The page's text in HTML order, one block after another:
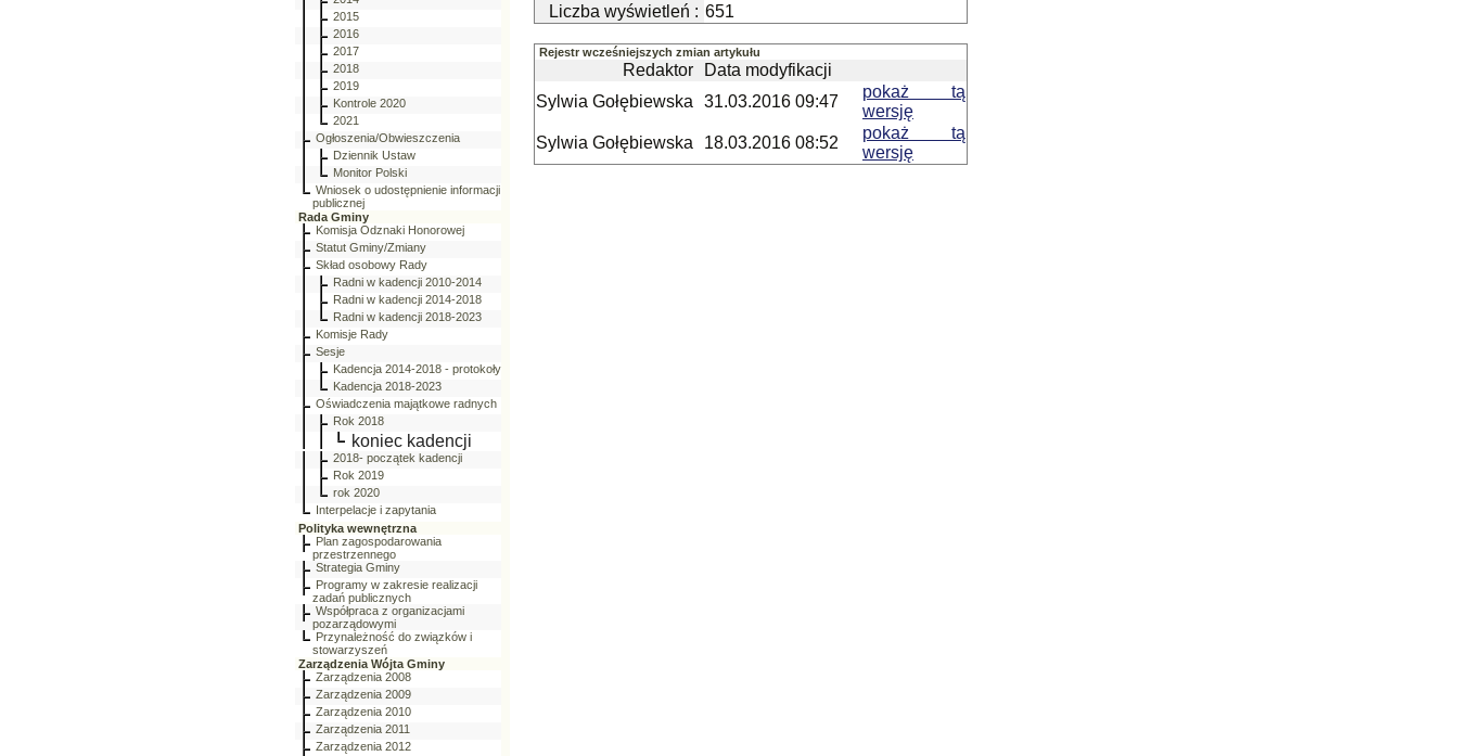
2015
2016
2017
2018
2019
Kontrole 2020
2021
Ogłoszenia/Obwieszczenia
Dziennik Ustaw
Monitor Polski
Wniosek o udostępnienie informacji
publicznej
Rada Gminy
Komisja Odznaki Honorowej
Statut Gminy/Zmiany
Skład osobowy Rady
Radni w kadencji 2010-2014
Radni w kadencji 2014-2018
Radni w kadencji 2018-2023
Komisje Rady
Sesje
Kadencja 2014-2018 - protokoły
Kadencja 2018-2023
Oświadczenia majątkowe radnych
Rok 2018
koniec kadencji
2018- początek kadencji
Rok 2019
rok 2020
Interpelacje i zapytania
Polityka wewnętrzna
Plan zagospodarowania
przestrzennego
Strategia Gminy
Programy w zakresie realizacji
zadań publicznych
Współpraca z organizacjami
pozarządowymi
Przynależność do związków i
stowarzyszeń
Zarządzenia Wójta Gminy
Zarządzenia 2008
Zarządzenia 2009
Zarządzenia 2010
Zarządzenia 2011
Zarządzenia 2012
Liczba wyświetleń : 651
Rejestr wcześniejszych zmian artykułu
Redaktor
Data modyfikacji
Sylwia Gołębiewska
31.03.2016 09:47
pokaż tą
wersję
Sylwia Gołębiewska
18.03.2016 08:52
pokaż tą
wersję